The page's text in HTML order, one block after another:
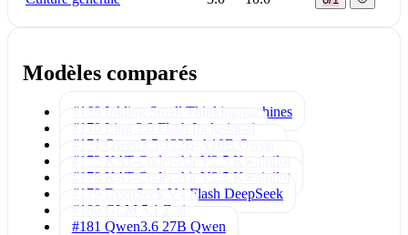
Modèles comparés
#169 Inkling Small Thinkingmachines
#170 Ling 3.0 Flash Inclusionai
#171 Qwen3.5-122B-A10B Qwen
#173 KAT-Coder-Air V2.5 Kwaipilot
#178 KAT-Coder-Air V2.5 Kwaipilot
#179 DeepSeek V4 Flash DeepSeek
#180 GLM 5.1 Z.ai
#181 Qwen3.6 27B Qwen